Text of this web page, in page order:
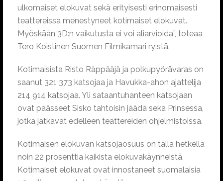
ulkomaiset elokuvat sekä erityisesti erinomaisesti
teattereissa menestyneet kotimaiset elokuvat.
Myöskään 3D:n vaikutusta ei voi aliarvioida”, toteaa
Tero Koistinen Suomen Filmikamari ry:stä.
Kotimaisista Risto Räppääjä ja polkupyörävaras on
saanut 321 373 katsojaa ja Havukka-ahon ajattelija
214 914 katsojaa. Yli sataantuhanteen katsojaan
ovat päässeet Sisko tahtoisin jäädä sekä Prinsessa,
jotka jatkavat edelleen teattereiden ohjelmistoissa.
Kotimaisen elokuvan katsojaosuus on tällä hetkellä
noin 22 prosenttia kaikista elokuvakäynneistä.
Kotimaiset elokuvat ovat innostaneet suomalaisia